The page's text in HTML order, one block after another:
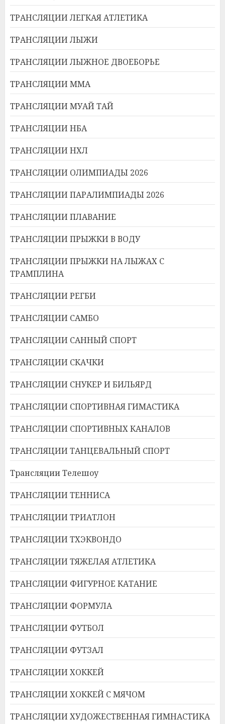
ТРАНСЛЯЦИИ ЛЕГКАЯ АТЛЕТИКА
ТРАНСЛЯЦИИ ЛЫЖИ
ТРАНСЛЯЦИИ ЛЫЖНОЕ ДВОЕБОРЬЕ
ТРАНСЛЯЦИИ ММА
ТРАНСЛЯЦИИ МУАЙ ТАЙ
ТРАНСЛЯЦИИ НБА
ТРАНСЛЯЦИИ НХЛ
ТРАНСЛЯЦИИ ОЛИМПИАДЫ 2026
ТРАНСЛЯЦИИ ПАРАЛИМПИАДЫ 2026
ТРАНСЛЯЦИИ ПЛАВАНИЕ
ТРАНСЛЯЦИИ ПРЫЖКИ В ВОДУ
ТРАНСЛЯЦИИ ПРЫЖКИ НА ЛЫЖАХ С
ТРАМПЛИНА
ТРАНСЛЯЦИИ РЕГБИ
ТРАНСЛЯЦИИ САМБО
ТРАНСЛЯЦИИ САННЫЙ СПОРТ
ТРАНСЛЯЦИИ СКАЧКИ
ТРАНСЛЯЦИИ СНУКЕР И БИЛЬЯРД
ТРАНСЛЯЦИИ СПОРТИВНАЯ ГИМАСТИКА
ТРАНСЛЯЦИИ СПОРТИВНЫХ КАНАЛОВ
ТРАНСЛЯЦИИ ТАНЦЕВАЛЬНЫЙ СПОРТ
Трансляции Телешоу
ТРАНСЛЯЦИИ ТЕННИСА
ТРАНСЛЯЦИИ ТРИАТЛОН
ТРАНСЛЯЦИИ ТХЭКВОНДО
ТРАНСЛЯЦИИ ТЯЖЕЛАЯ АТЛЕТИКА
ТРАНСЛЯЦИИ ФИГУРНОЕ КАТАНИЕ
ТРАНСЛЯЦИИ ФОРМУЛА
ТРАНСЛЯЦИИ ФУТБОЛ
ТРАНСЛЯЦИИ ФУТЗАЛ
ТРАНСЛЯЦИИ ХОККЕЙ
ТРАНСЛЯЦИИ ХОККЕЙ С МЯЧОМ
ТРАНСЛЯЦИИ ХУДОЖЕСТВЕННАЯ ГИМНАСТИКА